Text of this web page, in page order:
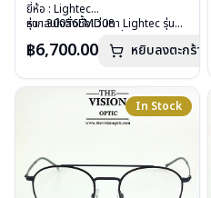
ยี่ห้อ : Lightec
รุ่น : 30056LMD08
เลนส์ : Demo Lens
อุปกรณ์ : กล่องแว่น, ผ้าเช็ดแว่น
น้ำหนัก : 14 กรัม
การรับประกัน : 1 ปี
หากสนใจสั่งชื้อแว่นตา Lightec รุ่นอื่น
ติดต่อเราคลิก
฿6,700.00 หยิบลงตะกร้า
In Stock